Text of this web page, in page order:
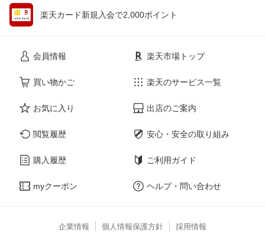
楽天カード新規入会で2,000ポイント
会員情報
買い物かご
お気に入り
閲覧履歴
購入履歴
myクーポン
楽天市場トップ
楽天のサービス一覧
出店のご案内
安心・安全の取り組み
ご利用ガイド
ヘルプ・問い合わせ
企業情報 個人情報保護方針 採用情報